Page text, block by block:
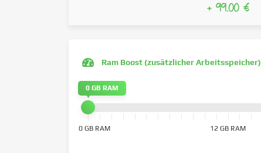
+ 99.00 €
Ram Boost (zusätzlicher Arbeitsspeicher)
0 GB RAM 12 GB RAM
0 GB RAM